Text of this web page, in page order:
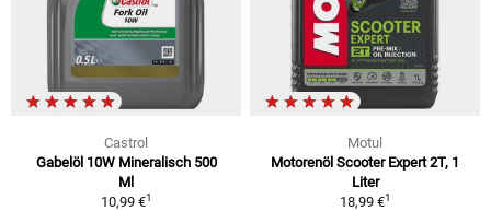
Castrol
Gabelöl 10W Mineralisch 500
Ml
10,99 €1
Motul
Motorenöl Scooter Expert 2T, 1
Liter
18,99 €1